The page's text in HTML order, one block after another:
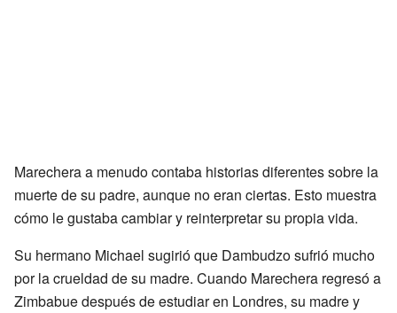
Marechera a menudo contaba historias diferentes sobre la
muerte de su padre, aunque no eran ciertas. Esto muestra
cómo le gustaba cambiar y reinterpretar su propia vida.
Su hermano Michael sugirió que Dambudzo sufrió mucho
por la crueldad de su madre. Cuando Marechera regresó a
Zimbabue después de estudiar en Londres, su madre y